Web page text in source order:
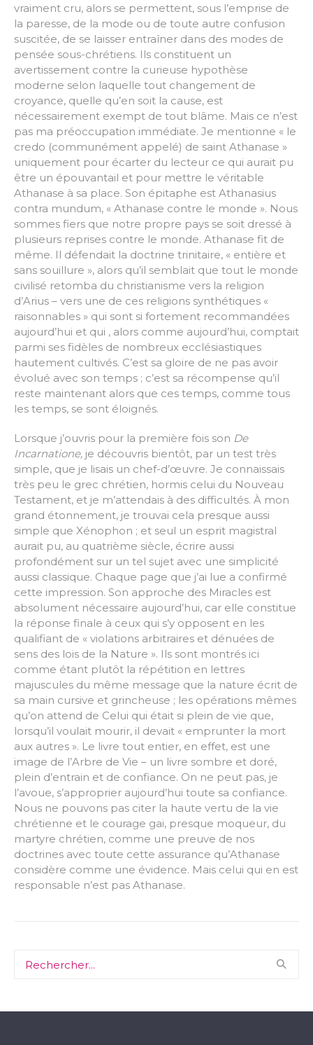
vraiment cru, alors se permettent, sous l’emprise de
la paresse, de la mode ou de toute autre confusion
suscitée, de se laisser entraîner dans des modes de
pensée sous-chrétiens. Ils constituent un
avertissement contre la curieuse hypothèse
moderne selon laquelle tout changement de
croyance, quelle qu’en soit la cause, est
nécessairement exempt de tout blâme. Mais ce n’est
pas ma préoccupation immédiate. Je mentionne « le
credo (communément appelé) de saint Athanase »
uniquement pour écarter du lecteur ce qui aurait pu
être un épouvantail et pour mettre le véritable
Athanase à sa place. Son épitaphe est Athanasius
contra mundum, « Athanase contre le monde ». Nous
sommes fiers que notre propre pays se soit dressé à
plusieurs reprises contre le monde. Athanase fit de
même. Il défendait la doctrine trinitaire, « entière et
sans souillure », alors qu’il semblait que tout le monde
civilisé retomba du christianisme vers la religion
d’Arius – vers une de ces religions synthétiques «
raisonnables » qui sont si fortement recommandées
aujourd’hui et qui , alors comme aujourd’hui, comptait
parmi ses fidèles de nombreux ecclésiastiques
hautement cultivés. C’est sa gloire de ne pas avoir
évolué avec son temps ; c’est sa récompense qu’il
reste maintenant alors que ces temps, comme tous
les temps, se sont éloignés.
Lorsque j’ouvris pour la première fois son De
Incarnatione, je découvris bientôt, par un test très
simple, que je lisais un chef-d’œuvre. Je connaissais
très peu le grec chrétien, hormis celui du Nouveau
Testament, et je m’attendais à des difficultés. À mon
grand étonnement, je trouvai cela presque aussi
simple que Xénophon ; et seul un esprit magistral
aurait pu, au quatrième siècle, écrire aussi
profondément sur un tel sujet avec une simplicité
aussi classique. Chaque page que j’ai lue a confirmé
cette impression. Son approche des Miracles est
absolument nécessaire aujourd’hui, car elle constitue
la réponse finale à ceux qui s’y opposent en les
qualifiant de « violations arbitraires et dénuées de
sens des lois de la Nature ». Ils sont montrés ici
comme étant plutôt la répétition en lettres
majuscules du même message que la nature écrit de
sa main cursive et grincheuse ; les opérations mêmes
qu’on attend de Celui qui était si plein de vie que,
lorsqu’il voulait mourir, il devait « emprunter la mort
aux autres ». Le livre tout entier, en effet, est une
image de l’Arbre de Vie – un livre sombre et doré,
plein d’entrain et de confiance. On ne peut pas, je
l’avoue, s’approprier aujourd’hui toute sa confiance.
Nous ne pouvons pas citer la haute vertu de la vie
chrétienne et le courage gai, presque moqueur, du
martyre chrétien, comme une preuve de nos
doctrines avec toute cette assurance qu’Athanase
considère comme une évidence. Mais celui qui en est
responsable n’est pas Athanase.